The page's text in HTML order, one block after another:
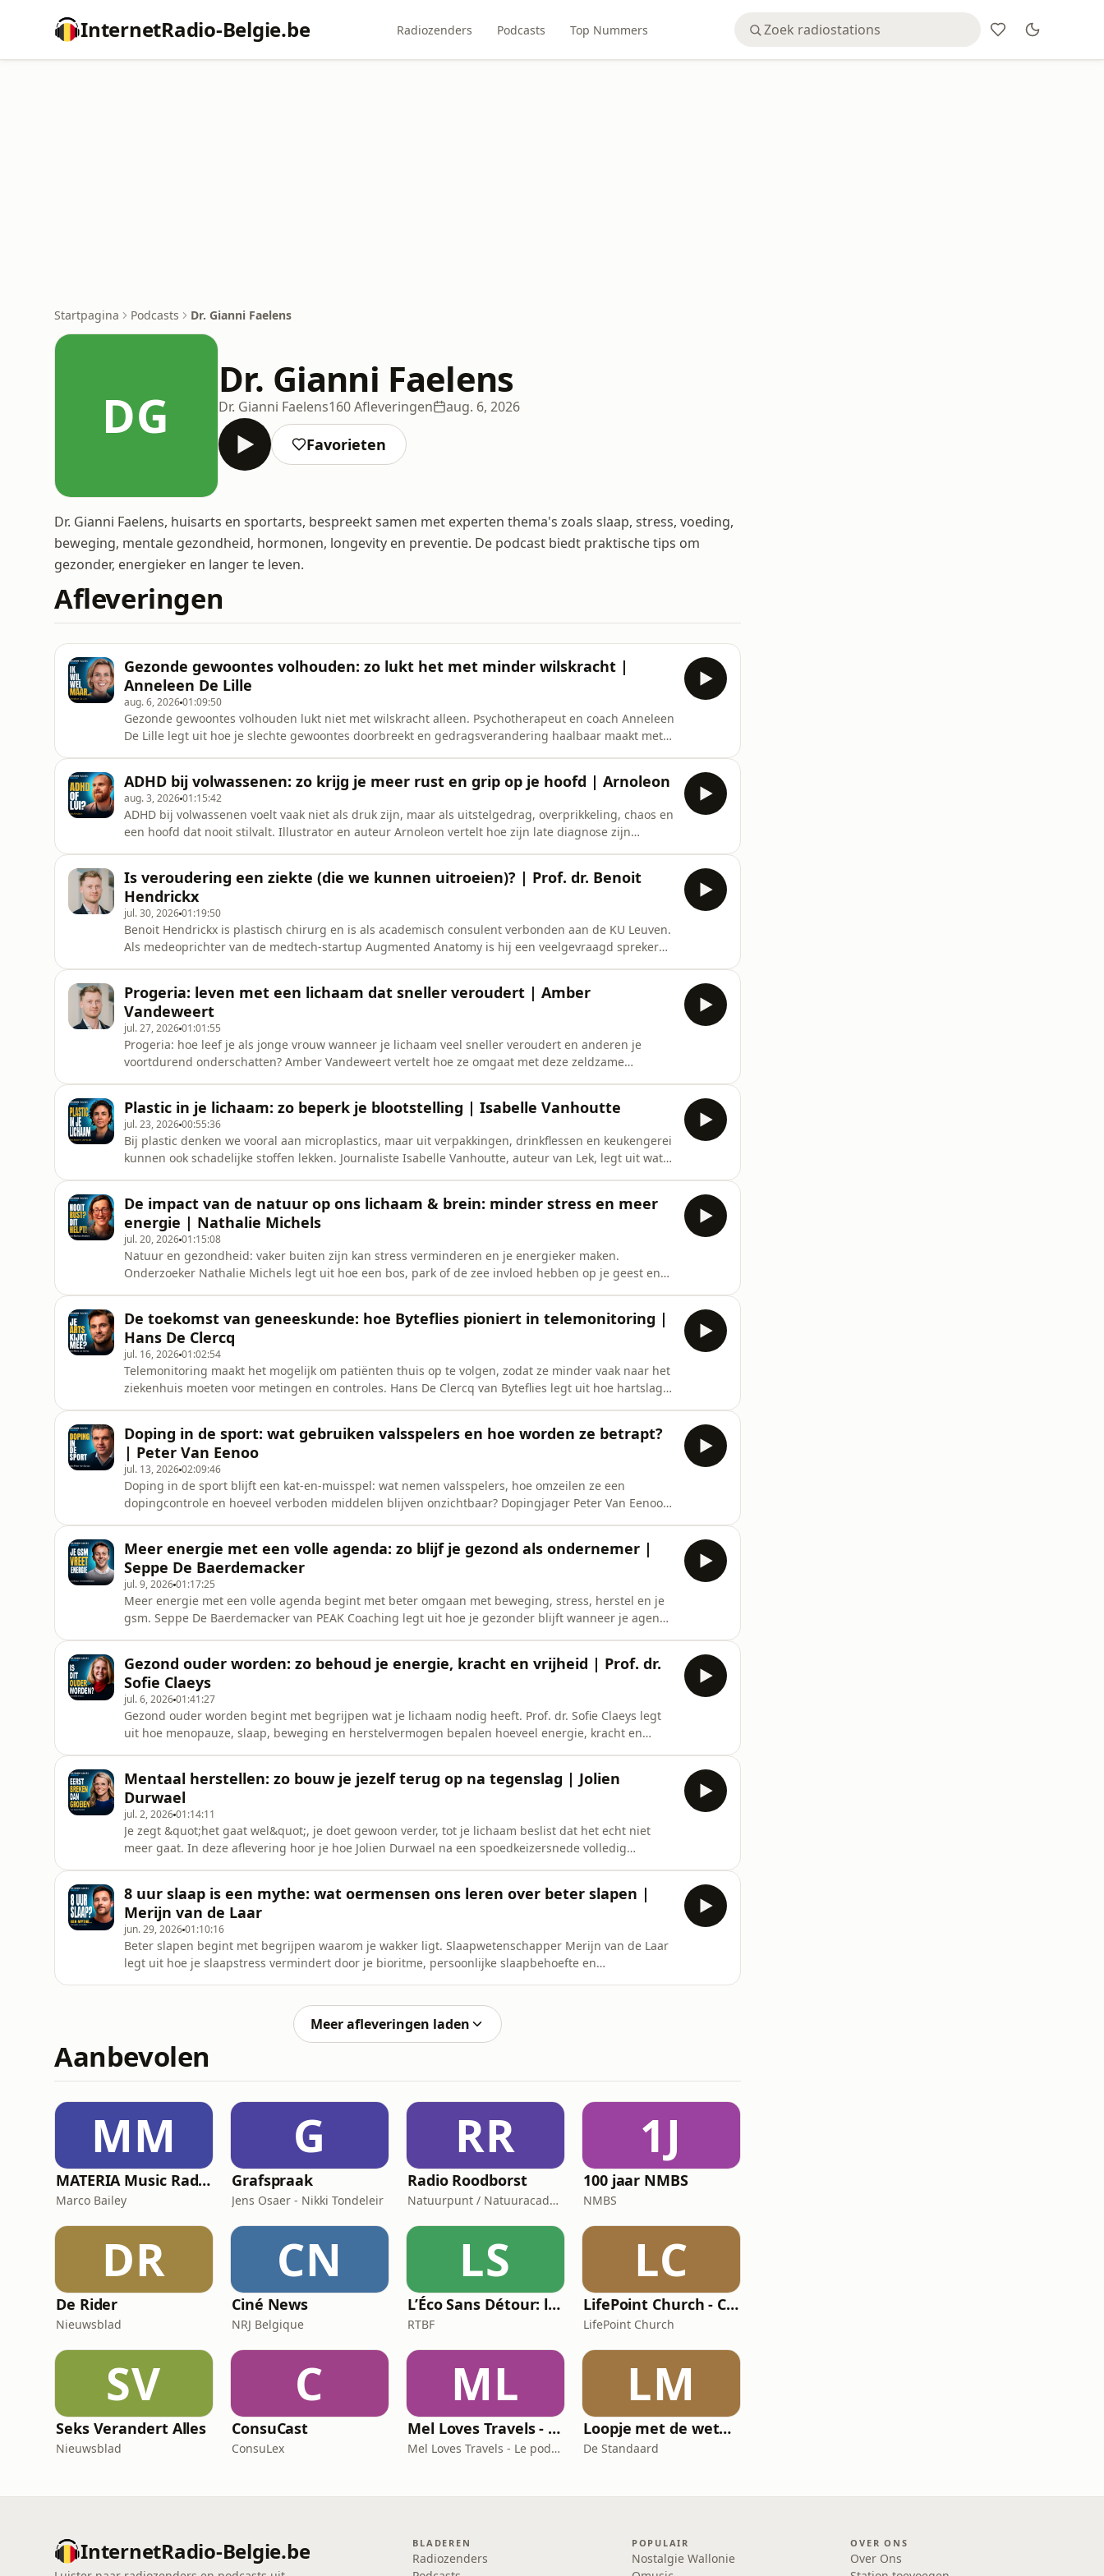
InternetRadio-Belgie.be Radiozenders Podcasts Top Nummers
Startpagina Podcasts Dr. Gianni Faelens
DG
Dr. Gianni Faelens
Dr. Gianni Faelens160 Afleveringen aug. 6, 2026
Favorieten
Dr. Gianni Faelens, huisarts en sportarts, bespreekt samen met experten thema's zoals slaap, stress, voeding,
beweging, mentale gezondheid, hormonen, longevity en preventie. De podcast biedt praktische tips om
gezonder, energieker en langer te leven.
Afleveringen
Gezonde gewoontes volhouden: zo lukt het met minder wilskracht |
Anneleen De Lille
aug. 6, 202601:09:50
Gezonde gewoontes volhouden lukt niet met wilskracht alleen. Psychotherapeut en coach Anneleen
De Lille legt uit hoe je slechte gewoontes doorbreekt en gedragsverandering haalbaar maakt met
Denk gezond, dieet gezo
ADHD bij volwassenen: zo krijg je meer rust en grip op je hoofd | Arnoleon
aug. 3, 202601:15:42
ADHD bij volwassenen voelt vaak niet als druk zijn, maar als uitstelgedrag, overprikkeling, chaos en
een hoofd dat nooit stilvalt. Illustrator en auteur Arnoleon vertelt hoe zijn late diagnose zijn
wat medicatie v
Is veroudering een ziekte (die we kunnen uitroeien)? | Prof. dr. Benoit
Hendrickx
jul. 30, 202601:19:50
Benoit Hendrickx is plastisch chirurg en is als academisch consulent verbonden aan de KU Leuven.
Als medeoprichter van de medtech-startup Augmented Anatomy is hij een veelgevraagd spreker
steeds hervormt e
Progeria: leven met een lichaam dat sneller veroudert | Amber
Vandeweert
jul. 27, 202601:01:55
Progeria: hoe leef je als jonge vrouw wanneer je lichaam veel sneller veroudert en anderen je
voortdurend onderschatten? Amber Vandeweert vertelt hoe ze omgaat met deze zeldzame
opgroeien met haar broer Michiel, buit
Plastic in je lichaam: zo beperk je blootstelling | Isabelle Vanhoutte
jul. 23, 202600:55:36
Bij plastic denken we vooral aan microplastics, maar uit verpakkingen, drinkflessen en keukengerei
kunnen ook schadelijke stoffen lekken. Journaliste Isabelle Vanhoutte, auteur van Lek, legt uit wat
sn
De impact van de natuur op ons lichaam & brein: minder stress en meer
energie | Nathalie Michels
jul. 20, 202601:15:08
Natuur en gezondheid: vaker buiten zijn kan stress verminderen en je energieker maken.
Onderzoeker Nathalie Michels legt uit hoe een bos, park of de zee invloed hebben op je geest en
je in de stad woont of vee
De toekomst van geneeskunde: hoe Byteflies pioniert in telemonitoring |
Hans De Clercq
jul. 16, 202601:02:54
Telemonitoring maakt het mogelijk om patiënten thuis op te volgen, zodat ze minder vaak naar het
ziekenhuis moeten voor metingen en controles. Hans De Clercq van Byteflies legt uit hoe hartslag,
terugbetaling en
Doping in de sport: wat gebruiken valsspelers en hoe worden ze betrapt?
| Peter Van Eenoo
jul. 13, 202602:09:46
Doping in de sport blijft een kat-en-muisspel: wat nemen valsspelers, hoe omzeilen ze een
dopingcontrole en hoeveel verboden middelen blijven onzichtbaar? Dopingjager Peter Van Eenoo
veranderingen verraadt.Je
Meer energie met een volle agenda: zo blijf je gezond als ondernemer |
Seppe De Baerdemacker
jul. 9, 202601:17:25
Meer energie met een volle agenda begint met beter omgaan met beweging, stress, herstel en je
gsm. Seppe De Baerdemacker van PEAK Coaching legt uit hoe je gezonder blijft wanneer je agenda
trainen is en ho
Gezond ouder worden: zo behoud je energie, kracht en vrijheid | Prof. dr.
Sofie Claeys
jul. 6, 202601:41:27
Gezond ouder worden begint met begrijpen wat je lichaam nodig heeft. Prof. dr. Sofie Claeys legt
uit hoe menopauze, slaap, beweging en herstelvermogen bepalen hoeveel energie, kracht en
automatisch betekent dat
Mentaal herstellen: zo bouw je jezelf terug op na tegenslag | Jolien
Durwael
jul. 2, 202601:14:11
Je zegt &quot;het gaat wel&quot;, je doet gewoon verder, tot je lichaam beslist dat het echt niet
meer gaat. In deze aflevering hoor je hoe Jolien Durwael na een spoedkeizersnede volledig
Ze schreef het boek He
8 uur slaap is een mythe: wat oermensen ons leren over beter slapen |
Merijn van de Laar
jun. 29, 202601:10:16
Beter slapen begint met begrijpen waarom je wakker ligt. Slaapwetenschapper Merijn van de Laar
legt uit hoe je slaapstress vermindert door je bioritme, persoonlijke slaapbehoefte en
Meer afleveringen laden
Aanbevolen
MM
MATERIA Music Radio Show by Marco Bailey
Marco Bailey
G
Grafspraak
Jens Osaer - Nikki Tondeleir
RR
Radio Roodborst
Natuurpunt / Natuuracademie
1J
100 jaar NMBS
NMBS
DR
De Rider
Nieuwsblad
CN
Ciné News
NRJ Belgique
LS
L’Éco Sans Détour: l'actualité économique
RTBF
LC
LifePoint Church - Campus de Bruxelles
LifePoint Church
SV
Seks Verandert Alles
Nieuwsblad
C
ConsuCast
ConsuLex
ML
Mel Loves Travels - Le podcast belge du voyage
Mel Loves Travels - Le podcast belge du voyage
LM
Loopje met de wetenschap
De Standaard
InternetRadio-Belgie.be BLADEREN
Radiozenders
POPULAIR
Nostalgie Wallonie
OVER ONS
Over Ons